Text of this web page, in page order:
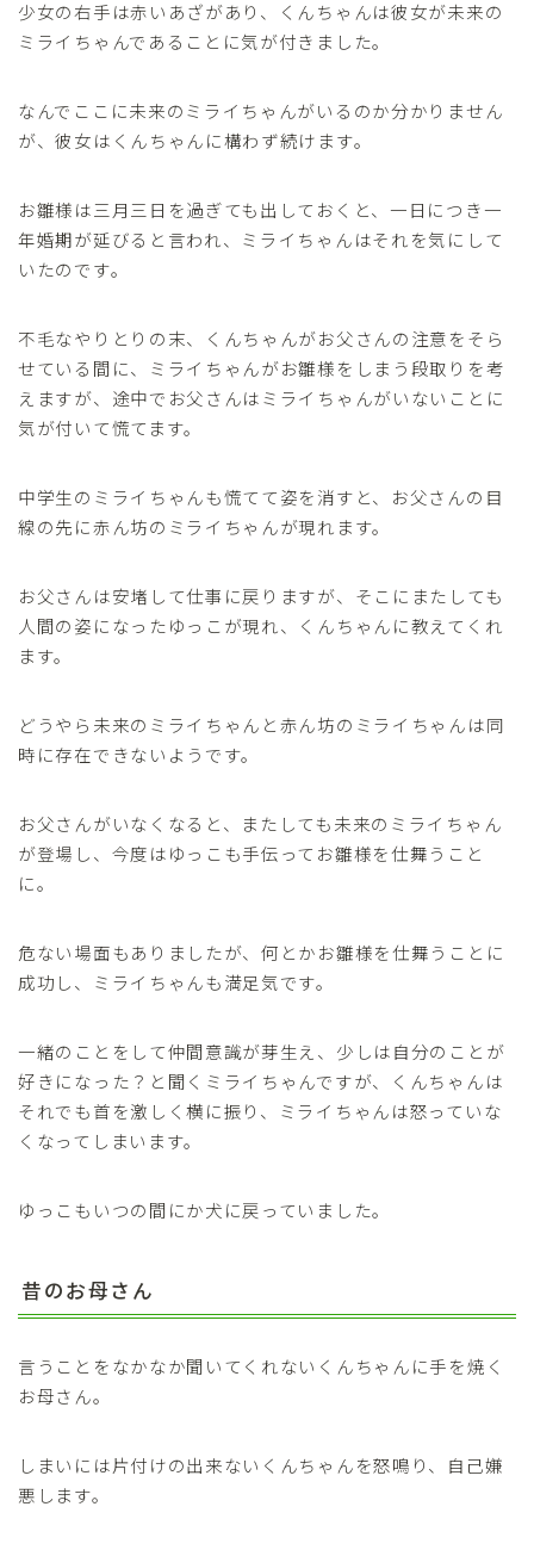
少女の右手は赤いあざがあり、くんちゃんは彼女が未来の
ミライちゃんであることに気が付きました。
なんでここに未来のミライちゃんがいるのか分かりません
が、彼女はくんちゃんに構わず続けます。
お雛様は三月三日を過ぎても出しておくと、一日につき一
年婚期が延びると言われ、ミライちゃんはそれを気にして
いたのです。
不毛なやりとりの末、くんちゃんがお父さんの注意をそら
せている間に、ミライちゃんがお雛様をしまう段取りを考
えますが、途中でお父さんはミライちゃんがいないことに
気が付いて慌てます。
中学生のミライちゃんも慌てて姿を消すと、お父さんの目
線の先に赤ん坊のミライちゃんが現れます。
お父さんは安堵して仕事に戻りますが、そこにまたしても
人間の姿になったゆっこが現れ、くんちゃんに教えてくれ
ます。
どうやら未来のミライちゃんと赤ん坊のミライちゃんは同
時に存在できないようです。
お父さんがいなくなると、またしても未来のミライちゃん
が登場し、今度はゆっこも手伝ってお雛様を仕舞うこと
に。
危ない場面もありましたが、何とかお雛様を仕舞うことに
成功し、ミライちゃんも満足気です。
一緒のことをして仲間意識が芽生え、少しは自分のことが
好きになった？と聞くミライちゃんですが、くんちゃんは
それでも首を激しく横に振り、ミライちゃんは怒っていな
くなってしまいます。
ゆっこもいつの間にか犬に戻っていました。
昔のお母さん
言うことをなかなか聞いてくれないくんちゃんに手を焼く
お母さん。
しまいには片付けの出来ないくんちゃんを怒鳴り、自己嫌
悪します。